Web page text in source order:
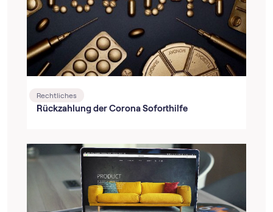
Rechtliches
Rückzahlung der Corona Soforthilfe